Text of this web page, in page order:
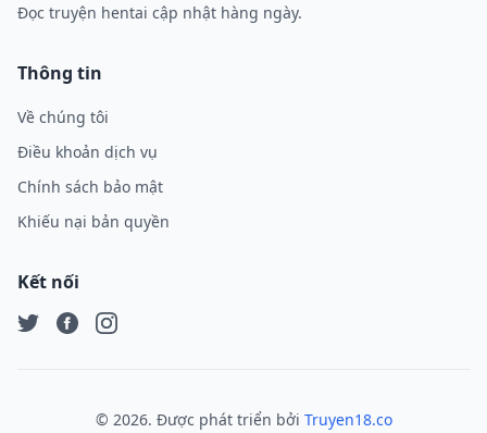
Đọc truyện hentai cập nhật hàng ngày.
Thông tin
Về chúng tôi
Điều khoản dịch vụ
Chính sách bảo mật
Khiếu nại bản quyền
Kết nối
© 2026. Được phát triển bởi Truyen18.co